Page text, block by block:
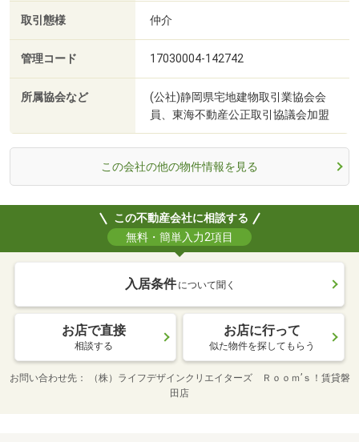
取引態様 仲介
管理コード 17030004-142742
所属協会など
(公社)静岡県宅地建物取引業協会会
員、東海不動産公正取引協議会加盟
この会社の他の物件情報を見る
この不動産会社に相談する
無料・簡単入力2項目
入居条件 について聞く
お店で直接
相談する
お店に行って
似た物件を探してもらう
お問い合わせ先
（株）ライフデザインクリエイターズ Ｒｏｏｍ’ｓ！賃貸磐
田店